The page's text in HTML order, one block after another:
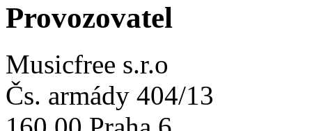
Provozovatel
Musicfree s.r.o
Čs. armády 404/13